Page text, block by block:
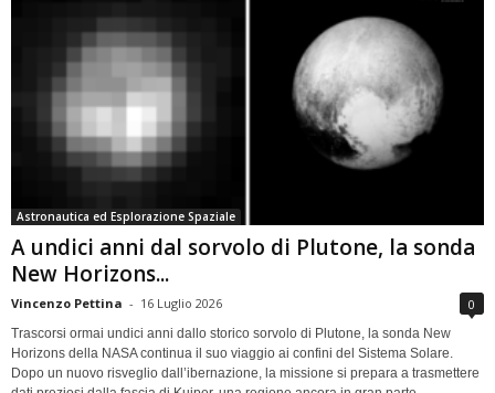
Astronautica ed Esplorazione Spaziale
A undici anni dal sorvolo di Plutone, la sonda
New Horizons...
Vincenzo Pettina - 16 Luglio 2026 0
Trascorsi ormai undici anni dallo storico sorvolo di Plutone, la sonda New
Horizons della NASA continua il suo viaggio ai confini del Sistema Solare.
Dopo un nuovo risveglio dall’ibernazione, la missione si prepara a trasmettere